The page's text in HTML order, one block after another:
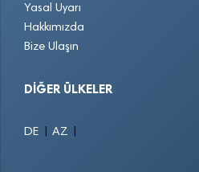
Yasal Uyarı
Hakkımızda
Bize Ulaşın
DIĞER ÜLKELER
DE AZ